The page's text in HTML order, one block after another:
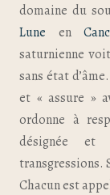
domaine du
Lune en
saturnienne
sans état
et « assure »
ordonne à
désignée et
transgressions.
Chacun est